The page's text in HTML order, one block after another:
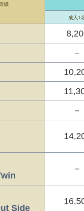
级
成人1
－
－
－
Side